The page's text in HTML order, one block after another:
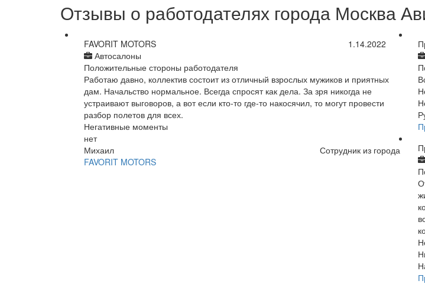
Отзывы о работодателях города Москва
FAVORIT MOTORS
Автосалоны
1.14.2022
Положительные стороны работодателя
Работаю давно, коллектив состоит из отличный взрослых мужиков и приятных
дам. Начальство нормальное. Всегда спросят как дела. За зря никогда не
устраивают выговоров, а вот если кто-то где-то накосячил, то могут провести
разбор полетов для всех.
Негативные моменты
нет
Михаил
Сотрудник из города
FAVORIT MOTORS